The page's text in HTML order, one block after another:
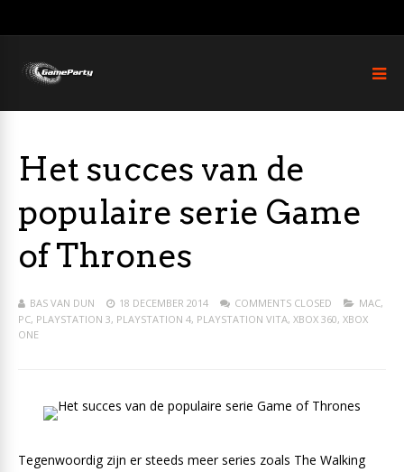
Het succes van de
populaire serie Game
of Thrones
BAS VAN DUN 18 DECEMBER 2014 COMMENTS CLOSED MAC,
PC, PLAYSTATION 3, PLAYSTATION 4, PLAYSTATION VITA, XBOX 360, XBOX
ONE
Tegenwoordig zijn er steeds meer series zoals The Walking